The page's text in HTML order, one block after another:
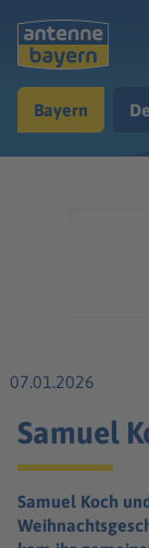
Musik & Radio
Bayern
07.01.2026
Samuel
Samuel Koch